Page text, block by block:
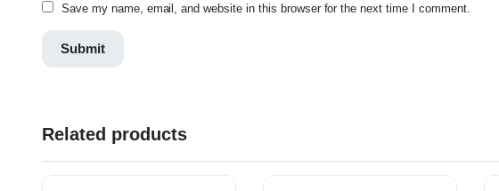
Save my name, email, and website in this browser for the next time I comment.
Related products